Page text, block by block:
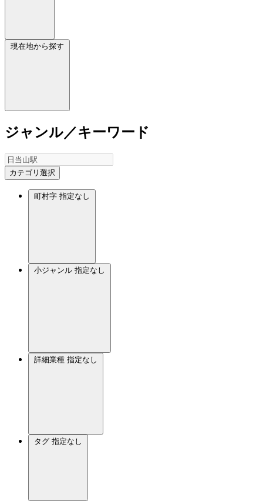
現在地から探す
ジャンル／キーワード
カテゴリ選択
町村字 指定なし
小ジャンル 指定なし
詳細業種 指定なし
タグ 指定なし